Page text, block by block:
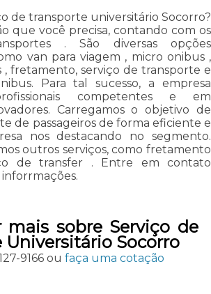
de transporte universitário Socorro?
que você precisa, contando com os
. São diversas opções
van para viagem , micro onibus ,
, fretamento, serviço de transporte e
Para tal sucesso, a empresa
competentes e em
Carregamos o objetivo de
de passageiros de forma eficiente e
nos destacando no segmento.
outros serviços, como fretamento
de transfer . Entre em contato
inforrmações.
mais sobre Serviço de
Universitário Socorro
9166ou faça uma cotação